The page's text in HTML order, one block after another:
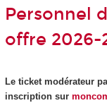
Personnel
offre 2026-
Le ticket modérateur
inscription sur